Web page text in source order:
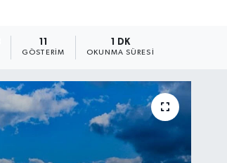
GÖSTERIM
1 DK
OKUNMA SÜRESI